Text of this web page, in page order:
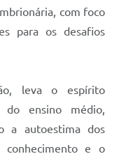
com foco
para os desafios
leva o espírito
ensino médio,
a autoestima dos
e o